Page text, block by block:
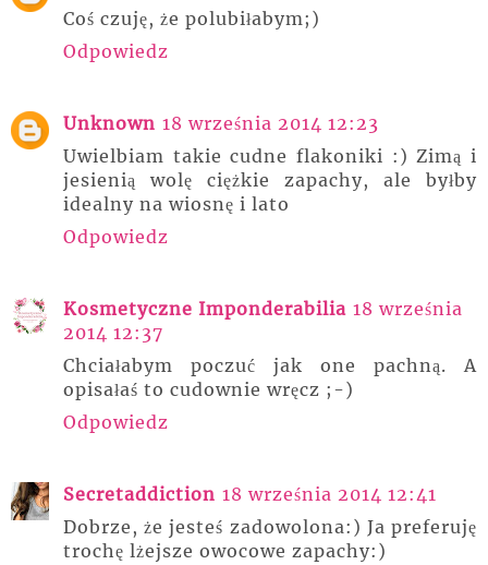
Coś czuję, że polubiłabym;)
Odpowiedz
Unknown 18 września 2014 12:23
Uwielbiam takie cudne flakoniki :) Zimą i
jesienią wolę ciężkie zapachy, ale byłby
idealny na wiosnę i lato
Odpowiedz
Kosmetyczne Imponderabilia 18 września
2014 12:37
Chciałabym poczuć jak one pachną. A
opisałaś to cudownie wręcz ;-)
Odpowiedz
Secretaddiction 18 września 2014 12:41
Dobrze, że jesteś zadowolona:) Ja preferuję
trochę lżejsze owocowe zapachy:)